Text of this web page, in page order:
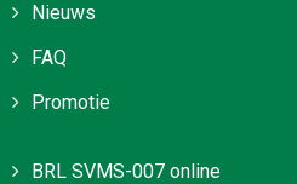
Nieuws
FAQ
Promotie
BRL SVMS-007 online